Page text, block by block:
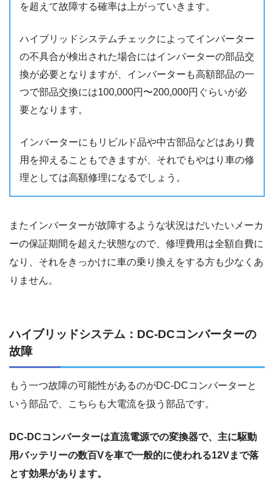
を超えて故障する確率は上がっていきます。
ハイブリッドシステムチェックによってインバーター
の不具合が検出された場合にはインバーターの部品交
換が必要となりますが、インバーターも高額部品の一
つで部品交換には100,000円〜200,000円ぐらいが必
要となります。
インバーターにもリビルド品や中古部品などはあり費
用を抑えることもできますが、それでもやはり車の修
理としては高額修理になるでしょう。
またインバーターが故障するような状況はだいたいメーカ
ーの保証期間を超えた状態なので、修理費用は全額自費に
なり、それをきっかけに車の乗り換えをする方も少なくあ
りません。
ハイブリッドシステム：DC-DCコンバーターの
故障
もう一つ故障の可能性があるのがDC-DCコンバーターと
いう部品で、こちらも大電流を扱う部品です。
DC-DCコンバーターは直流電源での変換器で、主に駆動
用バッテリーの数百Vを車で一般的に使われる12Vまで落
とす効果があります。